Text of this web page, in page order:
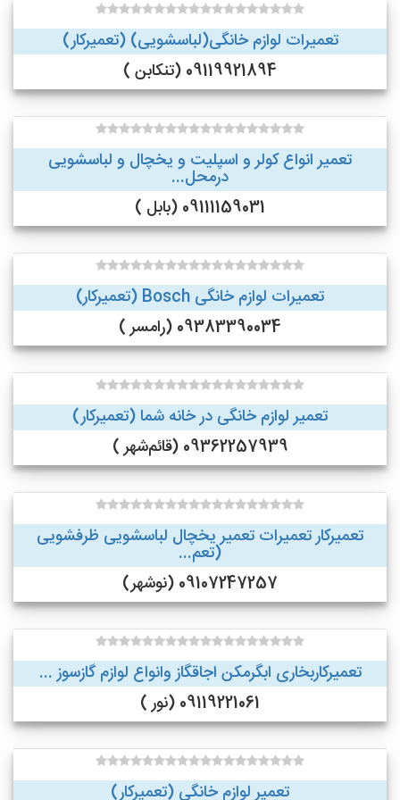
تعمیرات لوازم خانگی(لباسشویی) (تعمیرکار)
09119921894 (تنکابن )
تعمیر انواع کولر و اسپلیت و یخچال و لباسشویی
درمحل...
09111159031 (بابل )
تعمیرات لوازم خانگی Bosch (تعمیرکار)
09383390034 (رامسر )
تعمیر لوازم خانگی در خانه شما (تعمیرکار)
09362257939 (قائم‌شهر )
تعمیرکار تعمیرات تعمیر یخچال لباسشویی ظرفشویی
(تعم...
09107247257 (نوشهر)
تعمیرکاربخاری ابگرمکن اجاقگاز وانواع لوازم گازسوز ...
09119221061 (نور )
تعمیر لوازم خانگی (تعمیرکار)